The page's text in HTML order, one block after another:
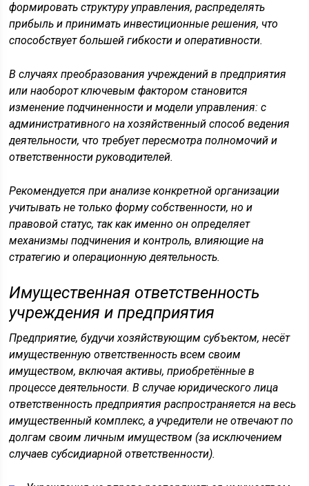
формировать структуру управления, распределять
прибыль и принимать инвестиционные решения, что
способствует большей гибкости и оперативности.
В случаях преобразования учреждений в предприятия
или наоборот ключевым фактором становится
изменение подчиненности и модели управления: с
административного на хозяйственный способ ведения
деятельности, что требует пересмотра полномочий и
ответственности руководителей.
Рекомендуется при анализе конкретной организации
учитывать не только форму собственности, но и
правовой статус, так как именно он определяет
механизмы подчинения и контроль, влияющие на
стратегию и операционную деятельность.
Имущественная ответственность
учреждения и предприятия
Предприятие, будучи хозяйствующим субъектом, несёт
имущественную ответственность всем своим
имуществом, включая активы, приобретённые в
процессе деятельности. В случае юридического лица
ответственность предприятия распространяется на весь
имущественный комплекс, а учредители не отвечают по
долгам своим личным имуществом (за исключением
случаев субсидиарной ответственности).